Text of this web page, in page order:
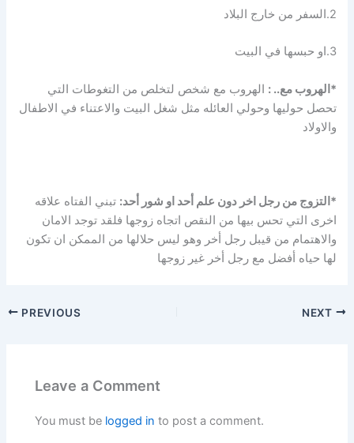
2.السفر من خارج البلاد
3.او حبسها في البيت
*الهروب مع.. : الهروب مع شخص لتخلص من التغوطات التي
تحصل حوليها وحولي العائله مثل شغل البيت والاعتناء في الاطفال
والاولاد
*التزوج من رجل اخر دون علم أحد او شور أحد: تبني الفتاه علاقه
اخرى التي تحس بيها من النقص اتجاه زوجها فلقد توجد الامان
والاهتمام من قيبل رجل أخر وهو ليس حلالها من الممكن ان تكون
لها حياه أفضل مع رجل أخر غير زوجها
PREVIOUS NEXT
Leave a Comment
You must be logged in to post a comment.